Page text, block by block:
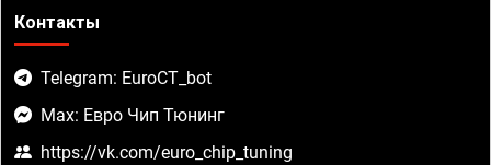
Контакты
Telegram: EuroCT_bot
Max: Евро Чип Тюнинг
https://vk.com/euro_chip_tuning